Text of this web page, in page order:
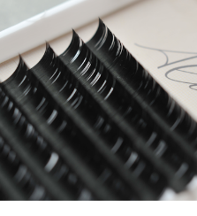
アリシアラッシュ Jカール 0.12mm
¥2,600